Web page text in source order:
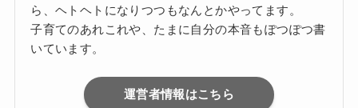
ら、ヘトヘトになりつつもなんとかやってます。
子育てのあれこれや、たまに自分の本音もぽつぽつ書
いています。
運営者情報はこちら